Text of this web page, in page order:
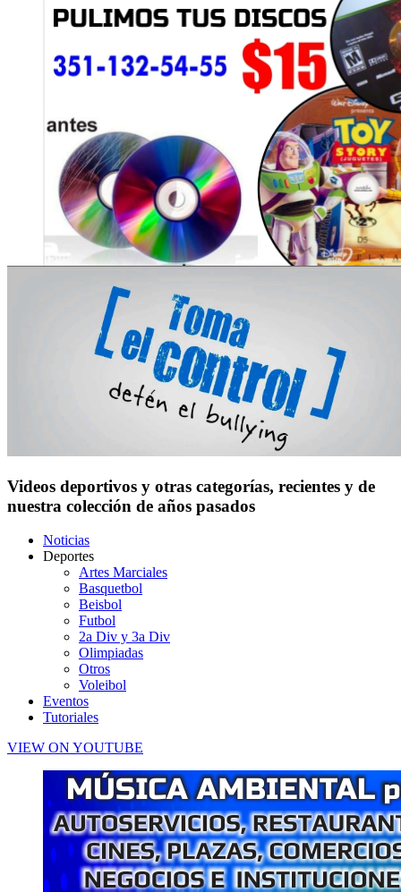
Videos deportivos y otras categorías, recientes y de
nuestra colección de años pasados
Noticias
Deportes
Artes Marciales
Basquetbol
Beisbol
Futbol
2a Div y 3a Div
Olimpiadas
Otros
Voleibol
Eventos
Tutoriales
VIEW ON YOUTUBE